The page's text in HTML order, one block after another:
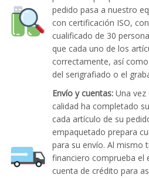
pedido pasa a nuestro
con certificación ISO,
cualificado de 30
que cada uno de los
correctamente, así
del serigrafiado o el
Envío y cuentas: Una
calidad ha completado
cada artículo de su
empaquetado prepara
para su envío. Al mismo
financiero comprueba el
cuenta de crédito para